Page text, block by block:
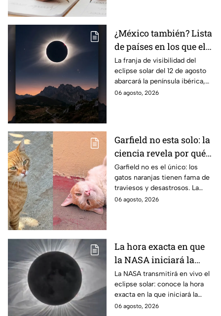
¿México también? Lista
de países en los que el
12 de agosto se verá el
eclipse solar total y en
los que será parcial
La franja de visibilidad del
eclipse solar del 12 de agosto
abarcará la península ibérica,
por lo que solo podrá
06 agosto, 2026
Garfield no esta solo: la
ciencia revela por qué
los gatos naranjas
tienen tanta fama de
hacer "desastres"
Garfield no es el único: los
gatos naranjas tienen fama de
traviesos y desastrosos. La
ciencia explica qué hay detrás
06 agosto, 2026
La hora exacta en que
la NASA iniciará la
transmisión en vivo
del eclipse solar
La NASA transmitirá en vivo el
eclipse solar: conoce la hora
exacta en la que iniciará la
cobertura para no perderte de
06 agosto, 2026